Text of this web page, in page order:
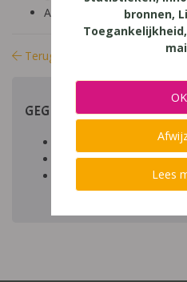
Aard: praktisch
Terug naar bibliotheek
GEGEVENS
Datum toegevoegd:
bestand
bronnen,
OK
Lees